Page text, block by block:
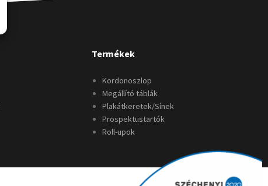
Termékek
Kordonoszlop
Megállító táblák
Plakátkeretek/Sínek
Prospektustartók
Roll-upok